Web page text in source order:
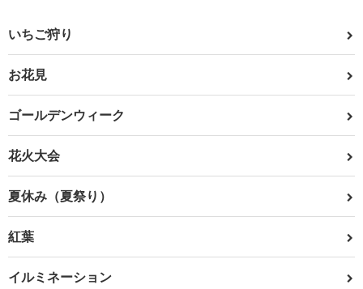
いちご狩り
お花見
ゴールデンウィーク
花火大会
夏休み（夏祭り）
紅葉
イルミネーション